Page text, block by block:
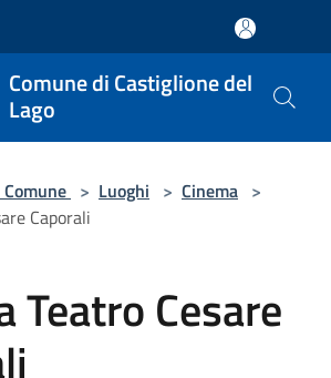
Comune di Castiglione del
Lago
> Luoghi > Cinema >
Caporali
Teatro Cesare